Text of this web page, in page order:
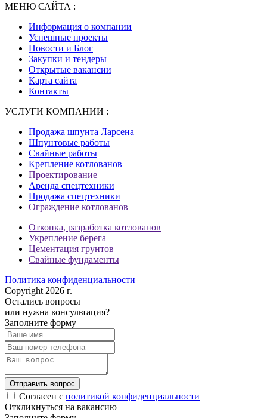
МЕНЮ САЙТА :
Информация о компании
Успешные проекты
Новости и Блог
Закупки и тендеры
Открытые вакансии
Карта сайта
Контакты
УСЛУГИ КОМПАНИИ :
Продажа шпунта Ларсена
Шпунтовые работы
Свайные работы
Крепление котлованов
Проектирование
Аренда спецтехники
Продажа спецтехники
Ограждение котлованов
Откопка, разработка котлованов
Укрепление берега
Цементация грунтов
Свайные фундаменты
Политика конфиденциальности
Copyright 2026 г.
Остались вопросы
или нужна консультация?
Заполните форму
Отправить вопрос
Согласен с политикой конфиденциальности
Откликнуться на вакансию